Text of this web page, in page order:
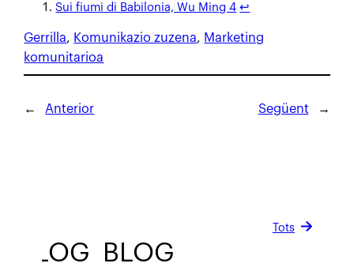
Sui fiumi di Babilonia, Wu Ming 4 ↩︎
Gerrilla, Komunikazio zuzena, Marketing
komunitarioa
← Anterior Següent →
BLOG BLOG
Tots